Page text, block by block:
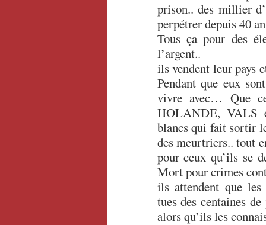
prison.. des millier
perpétrer depuis 40
Tous ça pour des
l’argent..
ils vendent leur pays
Pendant que eux
vivre avec… Que
HOLANDE, VALS
blancs qui fait sortir
des meurtriers.. tout
pour ceux qu’ils se
Mort pour crimes
ils attendent que les
tues des centaines
alors qu’ils les